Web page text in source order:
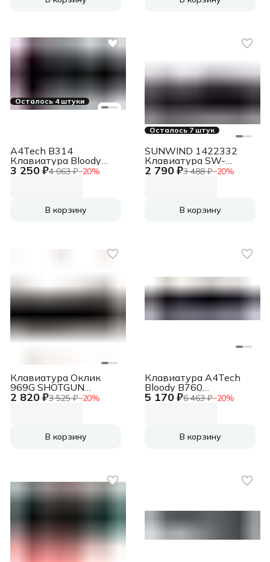
Осталось 4 штуки
3 250 ₽4 063 ₽−20%
A4Tech B314
Клавиатура Bloody
проводная USB
В корзину
Осталось 7 штук
2 790 ₽3 488 ₽−20%
SUNWIND 1422332
Клавиатура SW-
K900G,USB, черный
В корзину
2 820 ₽3 525 ₽−20%
Клавиатура Оклик
969G SHOTGUN
механическая черный
В корзину
5 170 ₽6 463 ₽−20%
Клавиатура A4Tech
Bloody B760
механическая серый
В корзину